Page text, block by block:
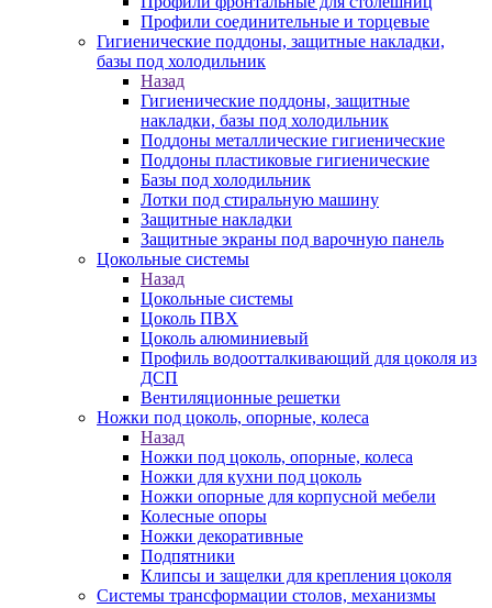
Профили соединительные и торцевые
Гигиенические поддоны, защитные накладки,
базы под холодильник
Назад
Гигиенические поддоны, защитные
накладки, базы под холодильник
Поддоны металлические гигиенические
Поддоны пластиковые гигиенические
Базы под холодильник
Лотки под стиральную машину
Защитные накладки
Защитные экраны под варочную панель
Цокольные системы
Назад
Цокольные системы
Цоколь ПВХ
Цоколь алюминиевый
Профиль водоотталкивающий для цоколя из
ДСП
Вентиляционные решетки
Ножки под цоколь, опорные, колеса
Назад
Ножки под цоколь, опорные, колеса
Ножки для кухни под цоколь
Ножки опорные для корпусной мебели
Колесные опоры
Ножки декоративные
Подпятники
Клипсы и защелки для крепления цоколя
Системы трансформации столов, механизмы